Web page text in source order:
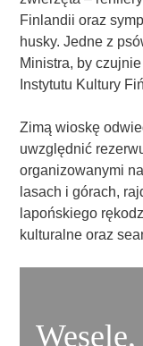
Finlandii oraz
husky. Jedne z
Ministra, by
Instytutu Kultury
Zimą wioskę
uwzględnić
organizowanymi
lasach i górach,
lapońskiego
kulturalne oraz